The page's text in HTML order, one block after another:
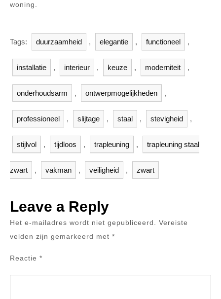
woning.
Tags: duurzaamheid , elegantie , functioneel ,
installatie , interieur , keuze , moderniteit ,
onderhoudsarm , ontwerpmogelijkheden ,
professioneel , slijtage , staal , stevigheid ,
stijlvol , tijdloos , trapleuning , trapleuning staal
zwart , vakman , veiligheid , zwart
Leave a Reply
Het e-mailadres wordt niet gepubliceerd.
Vereiste
velden zijn gemarkeerd met *
Reactie *